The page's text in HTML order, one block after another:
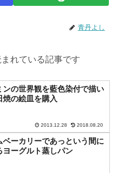
青丹よし
れている記事です
ンの世界観を藍色染付で描い
焼の絵皿を購入
2013.12.28 2018.08.20
ベーカリーであっという間に
ヨーグルト蒸しパン